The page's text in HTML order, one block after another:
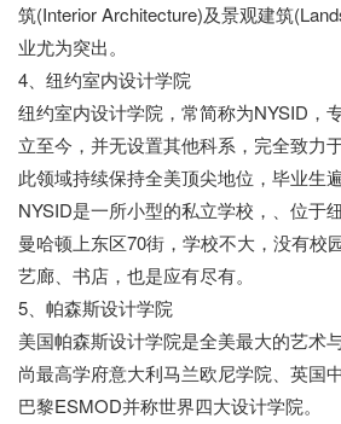
筑(Interior Architecture)及景观建筑
业尤为突出。
4、纽约室内设计学院
纽约室内设计学院，常简称为NYSID，
立至今，并无设置其他科系，完全致力
此领域持续保持全美顶尖地位，毕业生
NYSID是一所小型的私立学校，、位于
曼哈顿上东区70街，学校不大，没有校
艺廊、书店，也是应有尽有。
5、帕森斯设计学院
美国帕森斯设计学院是全美最大的艺术
尚最高学府意大利马兰欧尼学院、英国
巴黎ESMOD并称世界四大设计学院。